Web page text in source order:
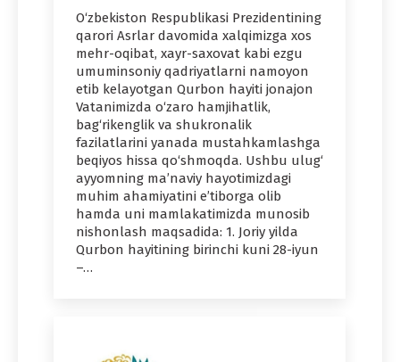
O‘zbekiston Respublikasi Prezidentining
qarori Asrlar davomida xalqimizga xos
mehr-oqibat, xayr-saxovat kabi ezgu
umuminsoniy qadriyatlarni namoyon
etib kelayotgan Qurbon hayiti jonajon
Vatanimizda o‘zaro hamjihatlik,
bag‘rikenglik va shukronalik
fazilatlarini yanada mustahkamlashga
beqiyos hissa qo‘shmoqda. Ushbu ulug‘
ayyomning ma’naviy hayotimizdagi
muhim ahamiyatini e’tiborga olib
hamda uni mamlakatimizda munosib
nishonlash maqsadida: 1. Joriy yilda
Qurbon hayitining birinchi kuni 28-iyun
–…